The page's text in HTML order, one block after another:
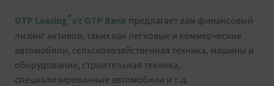
OTP Leasing®от OTP Bank предлагает вам финансовый
лизинг активов, таких как легковые и коммерческие
автомобили, сельскохозяйственная техника, машины и
оборудование, строительная техника,
специализированные автомобили и т.д.